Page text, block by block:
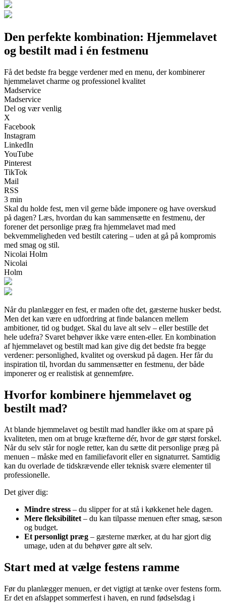
Den perfekte kombination: Hjemmelavet
og bestilt mad i én festmenu
Få det bedste fra begge verdener med en menu, der kombinerer
hjemmelavet charme og professionel kvalitet
Madservice
Madservice
Del og vær venlig
X
Facebook
Instagram
LinkedIn
YouTube
Pinterest
TikTok
Mail
RSS
3 min
Skal du holde fest, men vil gerne både imponere og have overskud
på dagen? Læs, hvordan du kan sammensætte en festmenu, der
forener det personlige præg fra hjemmelavet mad med
bekvemmeligheden ved bestilt catering – uden at gå på kompromis
med smag og stil.
Nicolai Holm
Nicolai
Holm
Når du planlægger en fest, er maden ofte det, gæsterne husker bedst.
Men det kan være en udfordring at finde balancen mellem
ambitioner, tid og budget. Skal du lave alt selv – eller bestille det
hele udefra? Svaret behøver ikke være enten-eller. En kombination
af hjemmelavet og bestilt mad kan give dig det bedste fra begge
verdener: personlighed, kvalitet og overskud på dagen. Her får du
inspiration til, hvordan du sammensætter en festmenu, der både
imponerer og er realistisk at gennemføre.
Hvorfor kombinere hjemmelavet og
bestilt mad?
At blande hjemmelavet og bestilt mad handler ikke om at spare på
kvaliteten, men om at bruge kræfterne dér, hvor de gør størst forskel.
Når du selv står for nogle retter, kan du sætte dit personlige præg på
menuen – måske med en familiefavorit eller en signaturret. Samtidig
kan du overlade de tidskrævende eller teknisk svære elementer til
professionelle.
Det giver dig:
Mindre stress – du slipper for at stå i køkkenet hele dagen.
Mere fleksibilitet– du kan tilpasse menuen efter smag, sæson
og budget.
Et personligt præg – gæsterne mærker, at du har gjort dig
umage, uden at du behøver gøre alt selv.
Start med at vælge festens ramme
Før du planlægger menuen, er det vigtigt at tænke over festens form.
Er det en afslappet sommerfest i haven, en rund fødselsdag i